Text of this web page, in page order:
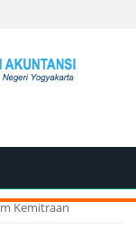
Kemitraan